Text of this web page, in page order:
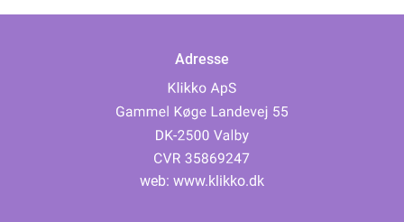
Adresse
web: www.klikko.dk